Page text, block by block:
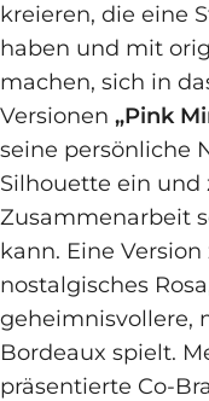
kreieren, die eine
haben und mit
machen, sich in
Versionen „Pink
seine persönliche
Silhouette ein und
Zusammenarbeit
kann. Eine
nostalgisches
geheimnisvollere,
Bordeaux spielt.
präsentierte Co-